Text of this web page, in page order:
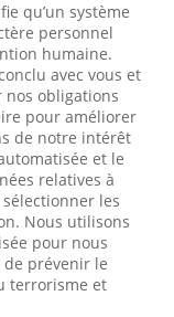
qu’un système
personnel
humaine.
avec vous et
obligations
pour améliorer
de notre intérêt
et le
relatives à
les
Nous utilisons
pour nous
prévenir le
terrorisme et